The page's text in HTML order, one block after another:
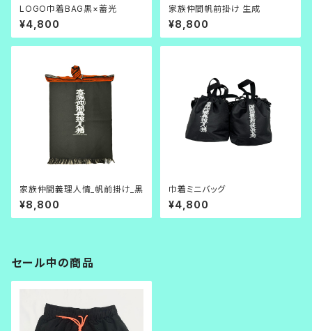
LOGO巾着BAG黒×蓄光
¥4,800
家族仲間帆前掛け 生成
¥8,800
家族仲間義理人情_帆前掛け_黒
¥8,800
巾着ミニバッグ
¥4,800
セール中の商品